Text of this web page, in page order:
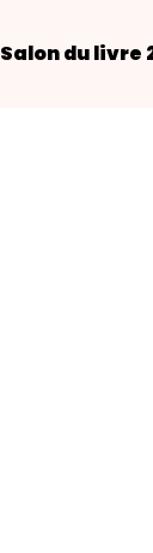
Salon du livre